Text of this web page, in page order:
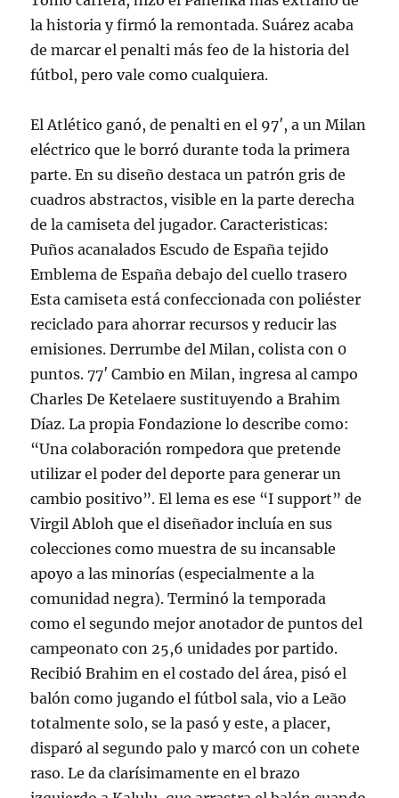
la historia y firmó la remontada. Suárez acaba
de marcar el penalti más feo de la historia del
fútbol, pero vale como cualquiera.
El Atlético ganó, de penalti en el 97′, a un Milan
eléctrico que le borró durante toda la primera
parte. En su diseño destaca un patrón gris de
cuadros abstractos, visible en la parte derecha
de la camiseta del jugador. Caracteristicas:
Puños acanalados Escudo de España tejido
Emblema de España debajo del cuello trasero
Esta camiseta está confeccionada con poliéster
reciclado para ahorrar recursos y reducir las
emisiones. Derrumbe del Milan, colista con 0
puntos. 77′ Cambio en Milan, ingresa al campo
Charles De Ketelaere sustituyendo a Brahim
Díaz. La propia Fondazione lo describe como:
“Una colaboración rompedora que pretende
utilizar el poder del deporte para generar un
cambio positivo”. El lema es ese “I support” de
Virgil Abloh que el diseñador incluía en sus
colecciones como muestra de su incansable
apoyo a las minorías (especialmente a la
comunidad negra). Terminó la temporada
como el segundo mejor anotador de puntos del
campeonato con 25,6 unidades por partido.
Recibió Brahim en el costado del área, pisó el
balón como jugando el fútbol sala, vio a Leão
totalmente solo, se la pasó y este, a placer,
disparó al segundo palo y marcó con un cohete
raso. Le da clarísimamente en el brazo